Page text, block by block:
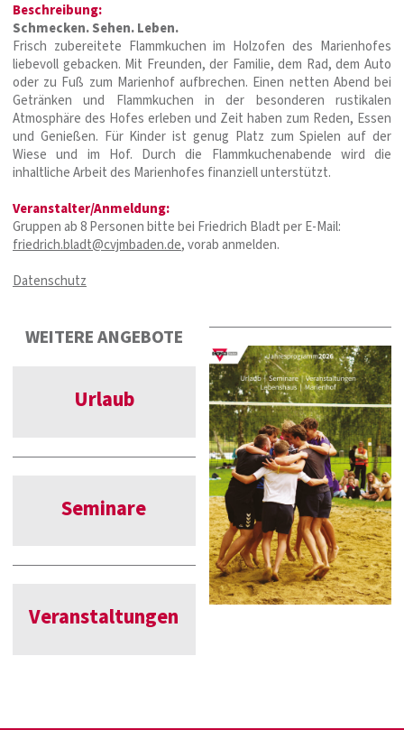
Beschreibung:
Schmecken. Sehen. Leben.
Frisch zubereitete Flammkuchen im Holzofen des Marienhofes
liebevoll gebacken. Mit Freunden, der Familie, dem Rad, dem Auto
oder zu Fuß zum Marienhof aufbrechen. Einen netten Abend bei
Getränken und Flammkuchen in der besonderen rustikalen
Atmosphäre des Hofes erleben und Zeit haben zum Reden, Essen
und Genießen. Für Kinder ist genug Platz zum Spielen auf der
Wiese und im Hof. Durch die Flammkuchenabende wird die
inhaltliche Arbeit des Marienhofes finanziell unterstützt.
Veranstalter/Anmeldung:
Gruppen ab 8 Personen bitte bei Friedrich Bladt per E-Mail:
friedrich.bladt@cvjmbaden.de, vorab anmelden.
Datenschutz
WEITERE ANGEBOTE
Urlaub
Seminare
Veranstaltungen